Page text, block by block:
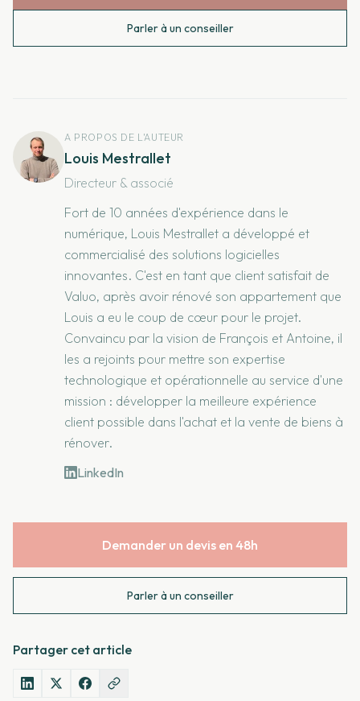
Parler à un conseiller
A PROPOS DE L'AUTEUR
Louis Mestrallet
Directeur & associé
Fort de 10 années d'expérience dans le
numérique, Louis Mestrallet a développé et
commercialisé des solutions logicielles
innovantes. C'est en tant que client satisfait de
Valuo, après avoir rénové son appartement que
Louis a eu le coup de cœur pour le projet.
Convaincu par la vision de François et Antoine, il
les a rejoints pour mettre son expertise
technologique et opérationnelle au service d'une
mission : développer la meilleure expérience
client possible dans l'achat et la vente de biens à
rénover.
LinkedIn
Demander un devis en 48h
Parler à un conseiller
Partager cet article